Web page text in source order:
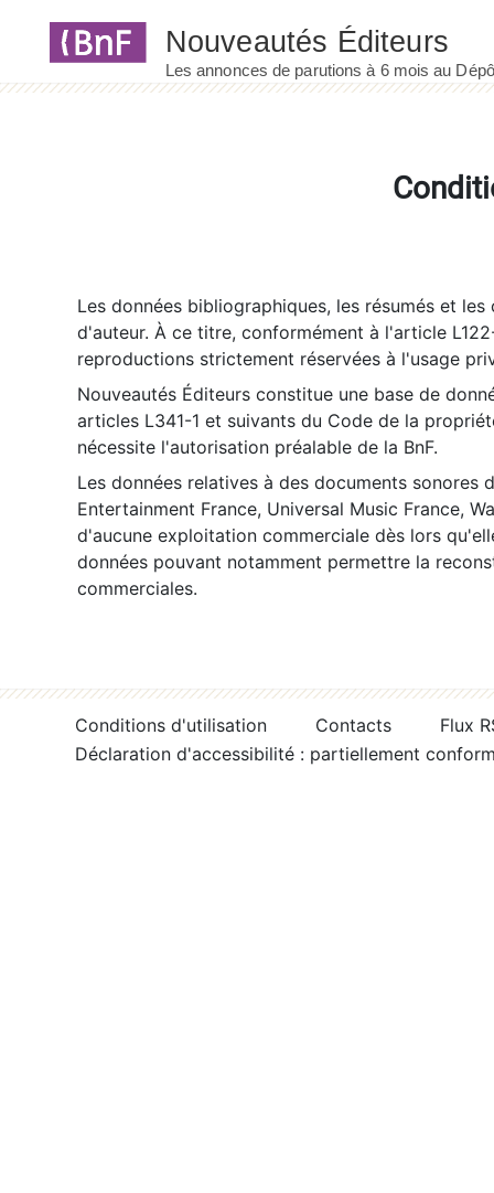
Les données bibliographiques, les résumés et
d'auteur. À ce titre, conformément à l'article
reproductions strictement réservées à l'usage
Nouveautés Éditeurs constitue une base de
articles L341-1 et suivants du Code de la
nécessite l'autorisation préalable de la BnF.
Les données relatives à des documents sonores
Entertainment France, Universal Music France,
d'aucune exploitation commerciale dès lors
données pouvant notamment permettre la
commerciales.
Conditions d'utilisation Contacts
Flux
Déclaration d'accessibilité : partiellement